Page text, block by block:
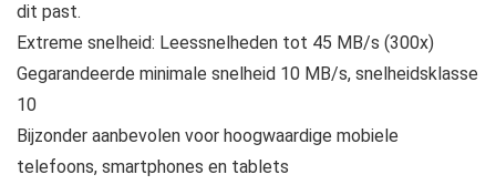
dit past.
Extreme snelheid: Leessnelheden tot 45 MB/s (300x)
Gegarandeerde minimale snelheid 10 MB/s, snelheidsklasse
10
Bijzonder aanbevolen voor hoogwaardige mobiele
telefoons, smartphones en tablets